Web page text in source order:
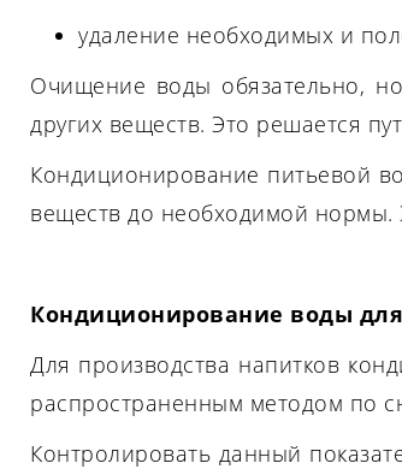
удаление необходимых и
Очищение воды обязательно,
других веществ. Это решается
Кондиционирование питьевой
веществ до необходимой нормы.
Кондиционирование воды
Для производства напитков
распространенным методом по
Контролировать данный